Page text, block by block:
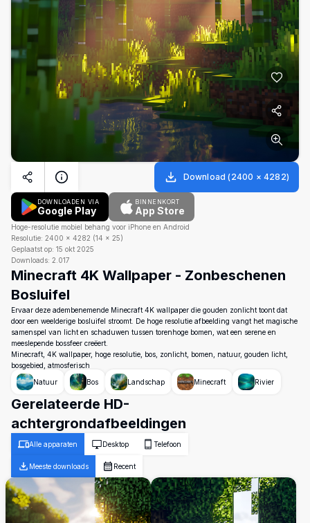
Download (2400 × 4282)
DOWNLOADEN VIA
Google Play
BINNENKORT
App Store
Hoge-resolutie mobiel behang voor iPhone en Android
Resolutie: 2400 × 4282 (14 × 25)
Geplaatst op: 15 okt 2025
Downloads: 2.017
Minecraft 4K Wallpaper - Zonbeschenen
Bosluifel
Ervaar deze adembenemende Minecraft 4K wallpaper die gouden zonlicht toont dat
door een weelderige bosluifel stroomt. De hoge resolutie afbeelding vangt het magische
samenspel van licht en schaduwen tussen torenhoge bomen, wat een serene en
meeslepende bossfeer creëert.
Minecraft, 4K wallpaper, hoge resolutie, bos, zonlicht, bomen, natuur, gouden licht,
bosgebied, atmosferisch
Natuur
Bos Landschap Minecraft Rivier
Gerelateerde HD-
achtergrondafbeeldingen
Alle apparaten Desktop Telefoon
Meeste downloads Recent